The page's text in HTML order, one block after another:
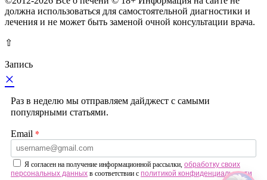
должна использоваться для самостоятельной диагностики и
лечения и не может быть заменой очной консультации врача.
⇧
Запись
×
Раз в неделю мы отправляем дайджест с самыми
популярными статьями.
Email *
Я согласен на получение информационной рассылки, обработку своих
персональных данных в соответствии с политикой конфиденциальности